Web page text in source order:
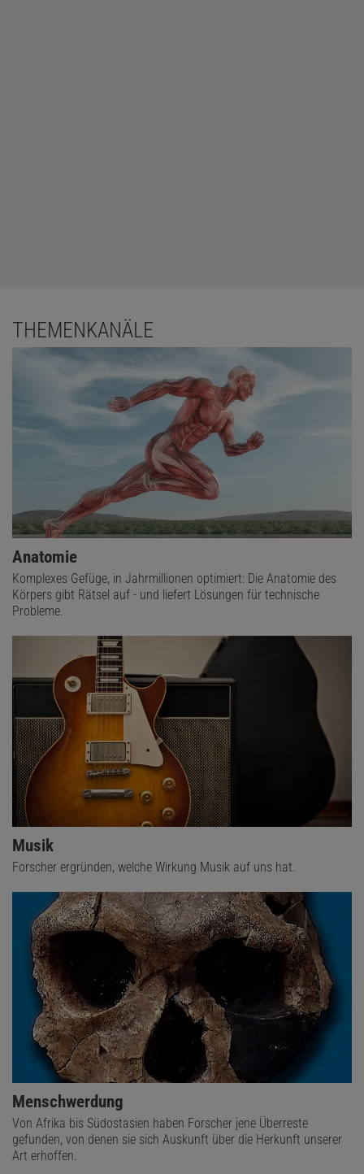
THEMENKANÄLE
Anatomie
Komplexes Gefüge, in Jahrmillionen optimiert: Die Anatomie des
Körpers gibt Rätsel auf - und liefert Lösungen für technische
Probleme.
Musik
Forscher ergründen, welche Wirkung Musik auf uns hat.
Menschwerdung
Von Afrika bis Südostasien haben Forscher jene Überreste
gefunden, von denen sie sich Auskunft über die Herkunft unserer
Art erhoffen.